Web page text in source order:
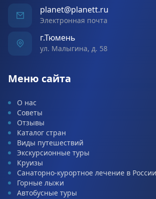
planet@planett.ru
Электронная почта
г.Тюмень
ул. Малыгина, д. 58
Меню сайта
О нас
Советы
Отзывы
Каталог стран
Виды путешествий
Экскурсионные туры
Круизы
Санаторно-курортное лечение в
Горные лыжи
Автобусные туры